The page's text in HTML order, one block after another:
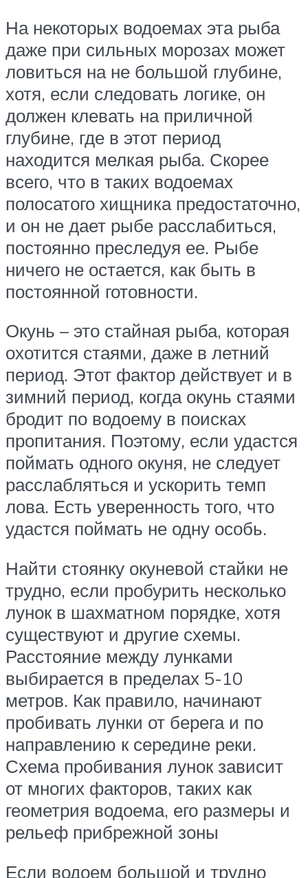
На некоторых водоемах эта рыба
даже при сильных морозах может
ловиться на не большой глубине,
хотя, если следовать логике, он
должен клевать на приличной
глубине, где в этот период
находится мелкая рыба. Скорее
всего, что в таких водоемах
полосатого хищника предостаточно,
и он не дает рыбе расслабиться,
постоянно преследуя ее. Рыбе
ничего не остается, как быть в
постоянной готовности.
Окунь – это стайная рыба, которая
охотится стаями, даже в летний
период. Этот фактор действует и в
зимний период, когда окунь стаями
бродит по водоему в поисках
пропитания. Поэтому, если удастся
поймать одного окуня, не следует
расслабляться и ускорить темп
лова. Есть уверенность того, что
удастся поймать не одну особь.
Найти стоянку окуневой стайки не
трудно, если пробурить несколько
лунок в шахматном порядке, хотя
существуют и другие схемы.
Расстояние между лунками
выбирается в пределах 5-10
метров. Как правило, начинают
пробивать лунки от берега и по
направлению к середине реки.
Схема пробивания лунок зависит
от многих факторов, таких как
геометрия водоема, его размеры и
рельеф прибрежной зоны
Если водоем большой и трудно